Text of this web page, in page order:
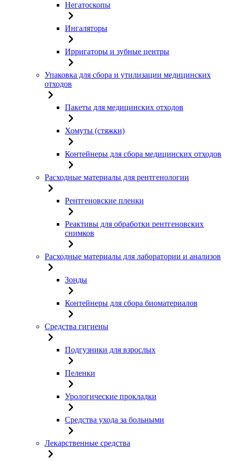
Негатоскопы
Ингаляторы
Ирригаторы и зубные центры
Упаковка для сбора и утилизации медицинских
отходов
Пакеты для медицинских отходов
Хомуты (стяжки)
Контейнеры для сбора медицинских отходов
Расходные материалы для рентгенологии
Рентгеновские пленки
Реактивы для обработки рентгеновских
снимков
Расходные материалы для лаборатории и анализов
Зонды
Контейнеры для сбора биоматериалов
Средства гигиены
Подгузники для взрослых
Пеленки
Урологические прокладки
Средства ухода за больными
Лекарственные средства